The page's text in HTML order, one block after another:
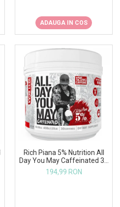
ADAUGA IN COS
Rich Piana 5% Nutrition All
Day You May Caffeinated 30
serv
194,99 RON